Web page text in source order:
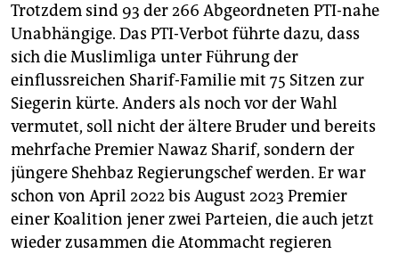
Trotzdem sind 93 der 266 Abgeordneten PTI-nahe
Unabhängige. Das PTI-Verbot führte dazu, dass
sich die Muslimliga unter Führung der
einflussreichen Sharif-Familie mit 75 Sitzen zur
Siegerin kürte. Anders als noch vor der Wahl
vermutet, soll nicht der ältere Bruder und bereits
mehrfache Premier Nawaz Sharif, sondern der
jüngere Shehbaz Regierungschef werden. Er war
schon von April 2022 bis August 2023 Premier
einer Koalition jener zwei Parteien, die auch jetzt
wieder zusammen die Atommacht regieren